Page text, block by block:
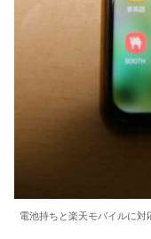
電池持ちと楽天モバイルに対